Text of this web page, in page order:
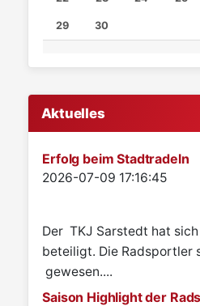
29 30
Aktuelles
Erfolg beim Stadtradeln
Details
2026-07-09 17:16:45
Der TKJ Sarstedt hat
beteiligt. Die Radsportler
gewesen....
Saison Highlight der